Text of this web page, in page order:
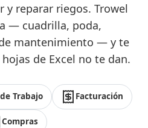
y reparar riegos. Trowel
— cuadrilla, poda,
mantenimiento — y te
de Excel no te dan.
Trabajo Facturación
Compras